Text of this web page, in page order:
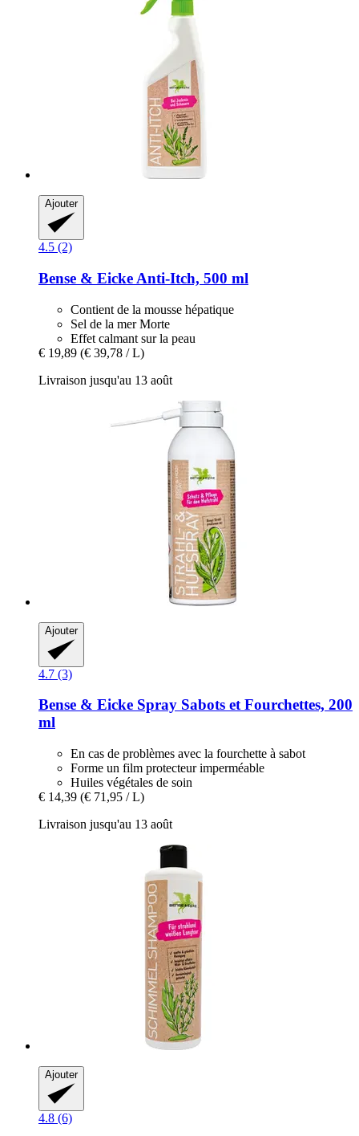
Ajouter
4.5 (2)
Bense & Eicke Anti-​Itch, 500 ml
Contient de la mousse hépatique
Sel de la mer Morte
Effet calmant sur la peau
€ 19,89 (€ 39,78 / L)
Livraison jusqu'au 13 août
Ajouter
4.7 (3)
Bense & Eicke Spray Sabots et Fourchettes, 200
ml
En cas de problèmes avec la fourchette à sabot
Forme un film protecteur imperméable
Huiles végétales de soin
€ 14,39 (€ 71,95 / L)
Livraison jusqu'au 13 août
Ajouter
4.8 (6)